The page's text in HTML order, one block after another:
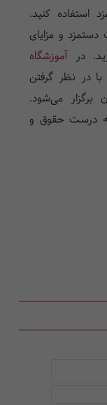
استفاده کنید.
و مزایای
درآموزشگاه
در نظر گرفتن
برگزار می‌شود.
درست حقوق و